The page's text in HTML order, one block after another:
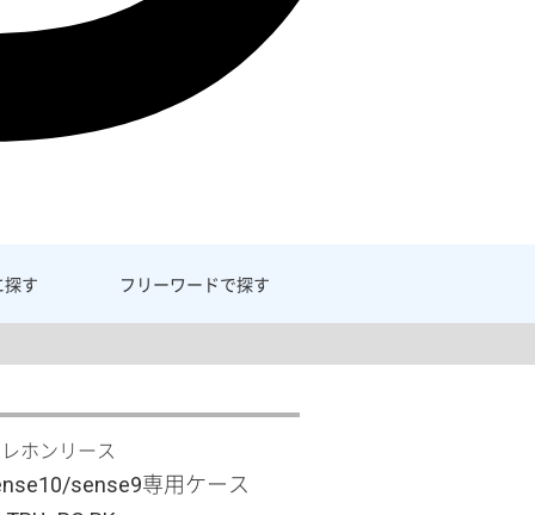
探す フリーワードで探す
ホンリース
sense9専用ケース